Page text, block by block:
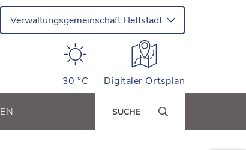
Verwaltungsgemeinschaft Hettstadt
30 °C Digitaler Ortsplan
SUCHE